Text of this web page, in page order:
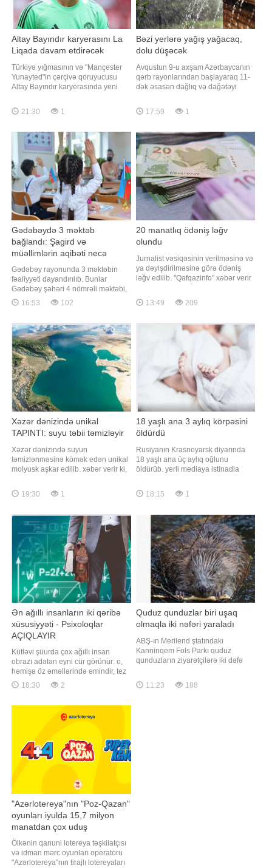
Altay Bayındır karyerasını La
Liqada davam etdirəcək
Türkiyə yığmasının və "Mançester
Yunayted"in çərçivə qoruyucusu
Altay Bayındır karyerasında yeni
qapıçı İspaniyanın "Selta" klubu ilə
razılığa gəlib. 28 yaşlı qolkiper La
əsasında forma geyinəcək. Tərəflər
arasınd
21:30 1
Bəzi yerlərə yağış yağacaq,
dolu düşəcək
Avqustun 9-u axşam Azərbaycanın
qərb rayonlarından başlayaraq 11-
dək əsasən dağlıq və dağətəyi
gözlənilir. Bu barədə BİG.AZ-a Milli
Hidrometeorologiya Xidmətindən
yağışın qısamüddətli leysan
xarakterli olacağı, şimşək çaxacağı,
dol
17:59 1
Gədəbəydə 3 məktəb
bağlandı: Şagird və
müəllimlərin aqibəti necə
olacaq?
Gədəbəy rayonunda 3 məktəbin
fəaliyyəti dayandırılıb. Bunlar
Gədəbəy şəhəri 4 nömrəli məktəbi,
Toplar kənd məktəbi və Günəşli
kənd məktəbidir. Məlumata görə,
dayandırılarkən buna səbəb kimi
şagird sayının normadan aşağı
olması göstərilib. Bəs bağlanan
məktəblərin şagirdləri təhsillərin
16:53 102
20 manatlıq ödəniş ləğv
olundu
Jurnalist vəsiqəsinin verilməsinə və
ya dəyişdirilməsinə görə ödəniş
ləğv edilib. "Qafqazinfo" xəbər verir
tətbiqi barədə Fərman imzaladığı
"Media haqqında" qanuna
edək ki, jurnalist vəsiqəsinin
verilməsinə və dəyişdirilməsin
13:49 209
Xəzər dənizində unikal
TAPINTI: suyu təbii təmizləyir
Xəzər dənizində suyun
təmizlənməsinə kömək edən unikal
molyusk aşkar edilib. xəbər verir ki,
Qoruğunun mütəxəssisləri məlumat
veriblər. "AkJayık" Dövlət Təbiət
vilayətinin Mahambet rayonunda və
Atırau şəhərinin ətrafında
19:30 1
18 yaşlı ana 3 aylıq körpəsini
öldürdü
Rusiyanın Krasnoyarsk diyarında
18 yaşlı ana üç aylıq oğlunu
öldürüb. yerli mediaya istinadla
şəhərində baş verib. İlkin məlumata
görə, gənc qadın uşağı və
Səhər saatlarında körpə ilə evdə tək
qalıb və ağlayan uşağı
sakitləşdirməy
18:15 1
Ən ağıllı insanların iki qəribə
xüsusiyyəti - Psixoloqlar
AÇIQLAYIR
Kütləvi şüurda çox ağıllı insan
obrazı adətən eyni cür görünür: o,
həmişə öz əməllərində əmindir, tez
düzgün qərarlar qəbul edir,
təmkinini qoruyur və heç vaxt şübhə
yüksək intellektin çox vaxt tamamilə
18:30 2
Quduz qunduzlar biri uşaq
olmaqla iki nəfəri yaraladı
ABŞ-ın Merilend ştatındakı
Kanninqem Fols Parkı quduz
qunduzların ziyarətçilərə iki dəfə
bağlanıb. xəbər verir ki, bu barədə
RİA Novosti yerli hakimiyyət
11:23 188
"Azərlotereya"nın "Poz-Qazan"
oyunları iyulda 15,7 milyon
manatdan çox uduş
qazandırıb
Ölkənin qanuni lotereya təşkilatçısı
və idman mərc oyunları operatoru
"Azərlotereya"nın tirajlı lotereyaları